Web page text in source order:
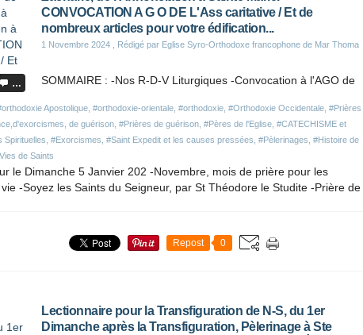
…
CONVOCATION A G O DE L'Ass caritative / Et de
nombreux articles pour votre édification...
1 Novembre 2024 , Rédigé par Eglise Syro-Orthodoxe francophone de Mar Thoma
Apostolique #orthodoxie-orientale #orthodoxie #Orthodoxie Occidentale #Prières
de guérison #Prières de guérison #Pères de l'Eglise #CATECHISME et
Spirituelles #Exorcismes #Saint Expedit et les causes pressées #Pèlerinages #Histoire de
de Saints
SOMMAIRE : -Nos R-D-V Liturgiques -Convocation à l'AGO de
le Dimanche 5 Janvier 202 -Novembre, mois de prière pour les
-Soyez les Saints du Seigneur, par St Théodore le Studite -Prière de
Repost 0
Lectionnaire pour la Transfiguration de N-S, du 1er
Dimanche après la Transfiguration, Pèlerinage à Ste